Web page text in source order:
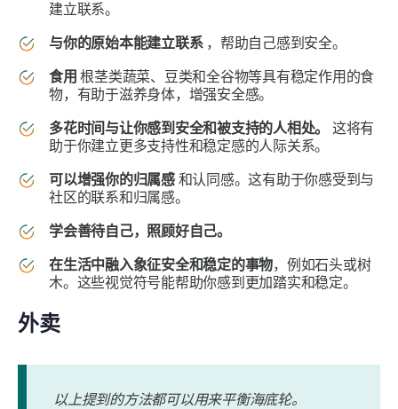
建立联系。
与你的原始本能建立联系，帮助自己感到安全。
食用 根茎类蔬菜、豆类和全谷物等具有稳定作用的食
物，有助于滋养身体，增强安全感。
多花时间与让你感到安全和被支持的人相处。
这将有
助于你建立更多支持性和稳定感的人际关系。
可以增强你的归属感和认同感。这有助于你感受到与
社区的联系和归属感。
学会善待自己，照顾好自己。
在生活中融入象征安全和稳定的事物，例如石头或树
木。这些视觉符号能帮助你感到更加踏实和稳定。
外卖
以上提到的方法都可以用来平衡海底轮。